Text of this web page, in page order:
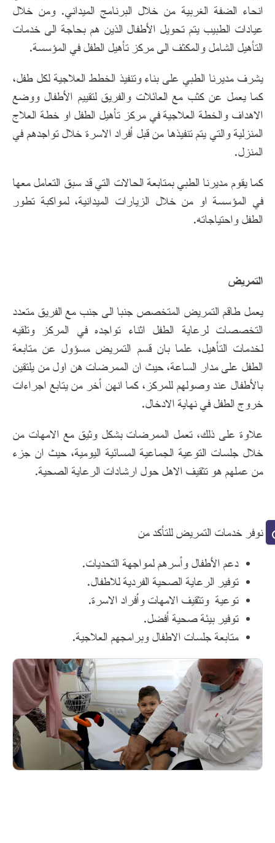
انحاء الضفة الغربية من خلال البرنامج الميداني. ومن خلال
عيادات الطبيب يتم تحويل الأطفال الذين هم بحاجة الى خدمات
التأهيل الشامل والمكثف الى مركز تأهيل الطفل في المؤسسة.
يشرف مديرنا الطبي على بناء وتنفيذ الخطط العلاجية لكل طفل،
كما يعمل عن كثب مع العائلات والفريق لتقييم الأطفال ووضع
الاهداف والخطة العلاجية في مركز تأهيل الطفل او خطة العلاج
المنزلية والتي يتم تنفيذها من قبل أفراد الاسرة خلال تواجدهم في
المنزل.
كما يقوم مديرنا الطبي بمتابعة الحالات التي قد سبق التعامل معها
في المؤسسة او من خلال الزيارات الميدانية، لمواكبة تطور
الطفل واحتياجاته.
التمريض
يعمل طاقم التمريض المتخصص جنبا الى جنب مع الفريق متعدد
التخصصات لرعاية الطفل اثناء تواجده في المركز وتلقيه
لخدمات التأهيل، علما بان قسم التمريض مسؤول عن متابعة
الطفل على مدار الساعة، حيث ان الممرضات هن اول من يلتقين
بالأطفال عند وصولهم للمركز، كما انهن أخر من يتابع اجراءات
خروج الطفل في نهاية الادخال.
علاوة على ذلك، تعمل الممرضات بشكل وثيق مع الامهات من
خلال جلسات التوعية الجماعية المسائية اليومية، حيث ان جزء
من عملهم هو تثقيف الاهل حول ارشادات الرعاية الصحية.
نوفر خدمات التمريض للتأكد من
دعم الأطفال وأسرهم لمواجهة التحديات.
توفير الرعاية الصحية الفردية للاطفال.
توعية وتثقيف الامهات وأفراد الاسرة.
توفير بيئة صحية أفضل.
متابعة جلسات الاطفال وبرامجهم العلاجية.